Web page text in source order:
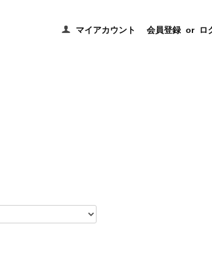
マイアカウント 会員登録 or ロ